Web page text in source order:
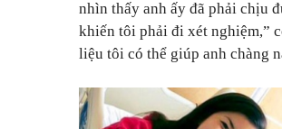
nhìn thấy anh ấy đã phải chịu
khiến tôi phải đi xét nghiệm,”
liệu tôi có thể giúp anh chàng